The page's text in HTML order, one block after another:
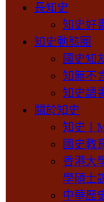
長知史
知史好
知史動態圈
國史知
知無不
知史讀
關於知史
知史丨
國史教
香港大
學碩士
中華歷